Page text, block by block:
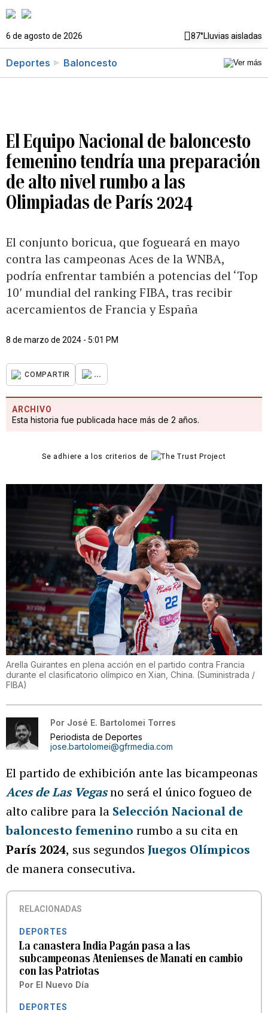
6 de agosto de 2026 87°Lluvias aisladas
Deportes Baloncesto
El Equipo Nacional de baloncesto
femenino tendría una preparación
de alto nivel rumbo a las
Olimpiadas de París 2024
El conjunto boricua, que fogueará en mayo
contra las campeonas Aces de la WNBA,
podría enfrentar también a potencias del ‘Top
10′ mundial del ranking FIBA, tras recibir
acercamientos de Francia y España
8 de marzo de 2024 - 5:01 PM
COMPARTIR ...
ARCHIVO
Esta historia fue publicada hace más de 2 años.
Se adhiere a los criterios de
Arella Guirantes en plena acción en el partido contra Francia
durante el clasificatorio olímpico en Xian, China. (Suministrada /
FIBA)
Por José E. Bartolomei Torres
Periodista de Deportes
jose.bartolomei@gfrmedia.com
El partido de exhibición ante las bicampeonas
Aces de Las Vegasno será el único fogueo de
alto calibre para la Selección Nacional de
baloncesto femenino rumbo a su cita en
París 2024, sus segundos Juegos Olímpicos
de manera consecutiva.
RELACIONADAS
DEPORTES
La canastera India Pagán pasa a las
subcampeonas Atenienses de Manatí en cambio
con las Patriotas
Por El Nuevo Día
DEPORTES